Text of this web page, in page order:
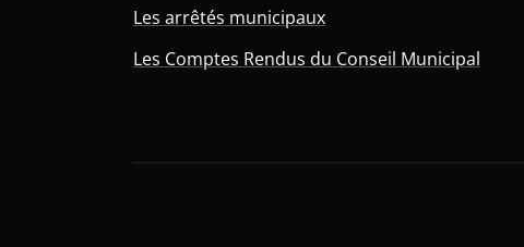
Les arrêtés municipaux
Les Comptes Rendus du Conseil Municipal